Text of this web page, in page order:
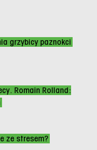
grzybicy paznokci
Romain Rolland:
ze stresem?